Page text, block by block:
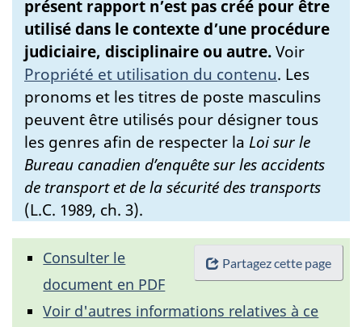
présent rapport n’est pas créé pour être
utilisé dans le contexte d’une procédure
judiciaire, disciplinaire ou autre.Voir
Propriété et utilisation du contenu. Les
pronoms et les titres de poste masculins
peuvent être utilisés pour désigner tous
les genres afin de respecter la Loi sur le
Bureau canadien d’enquête sur les accidents
de transport et de la sécurité des transports
(L.C. 1989, ch. 3).
Partagez cette page
Consulter le
document en PDF
Voir d'autres informations relatives à ce